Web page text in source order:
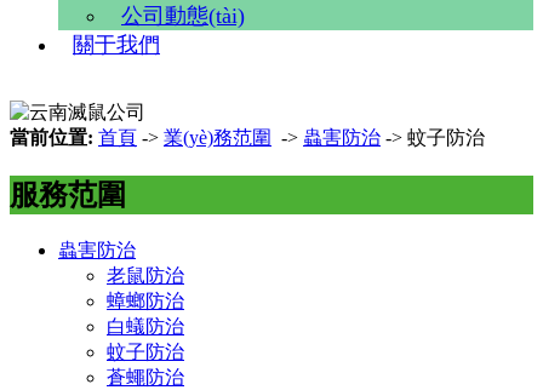
公司動態(tài)
關于我們
當前位置: 首頁 -> 業(yè)務范圍 -> 蟲害防治 -> 蚊子防治
服務范圍
蟲害防治
老鼠防治
蟑螂防治
白蟻防治
蚊子防治
蒼蠅防治